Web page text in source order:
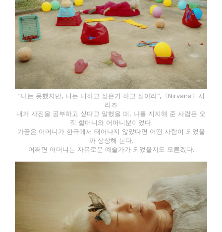
“나는 못했지만, 니는 니하고 싶은거 하고 살아라”,〈Nirvana〉시
리즈
내가 사진을 공부하고 싶다고 말했을 때, 나를 지지해 준 사람은 오
직 할머니와 어머니뿐이었다.
가끔은 어머니가 한국에서 태어나지 않았다면 어떤 사람이 되었을
까 상상해 본다.
어쩌면 어머니는 자유로운 예술가가 되었을지도 모른겠다.